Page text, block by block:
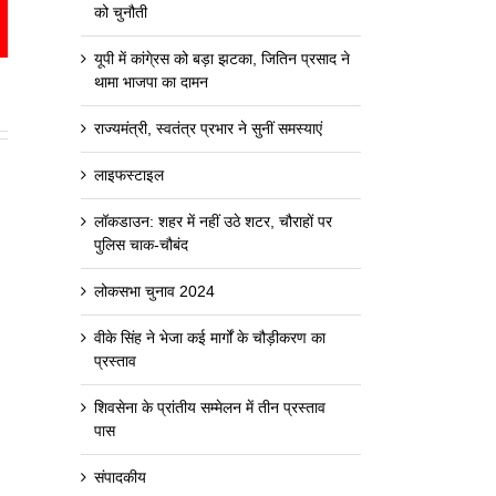
को चुनौती
यूपी में कांगे्रस को बड़ा झटका, जितिन प्रसाद ने
थामा भाजपा का दामन
राज्यमंत्री, स्वतंत्र प्रभार ने सुनीं समस्याएं
लाइफस्टाइल
लॉकडाउन: शहर में नहीं उठे शटर, चौराहों पर
पुलिस चाक-चौबंद
लोकसभा चुनाव 2024
वीके सिंह ने भेजा कई मार्गों के चौड़ीकरण का
प्रस्ताव
शिवसेना के प्रांतीय सम्मेलन में तीन प्रस्ताव
पास
संपादकीय